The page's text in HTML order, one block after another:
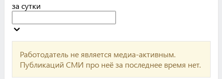
за сутки
Работодатель не является медиа-активным.
Публикаций СМИ про неё за последнее время нет.